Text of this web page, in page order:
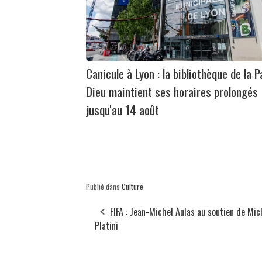
Canicule à Lyon : la bibliothèque de la
Dieu maintient ses horaires prolongés
jusqu'au 14 août
Publié dans Culture
FIFA : Jean-Michel Aulas au soutien de
Platini